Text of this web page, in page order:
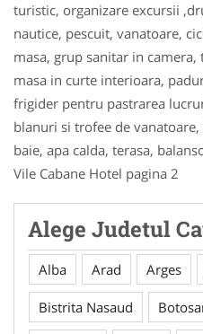
turistic, organizare excursii
nautice, pescuit, vanatoare,
masa, grup sanitar in
masa in curte interioara,
frigider pentru pastrarea
blanuri si trofee de
baie, apa calda, terasa,
Vile Cabane Hotel pagina 2
Alege Judetul
Alba Arad Arges
Bistrita Nasaud